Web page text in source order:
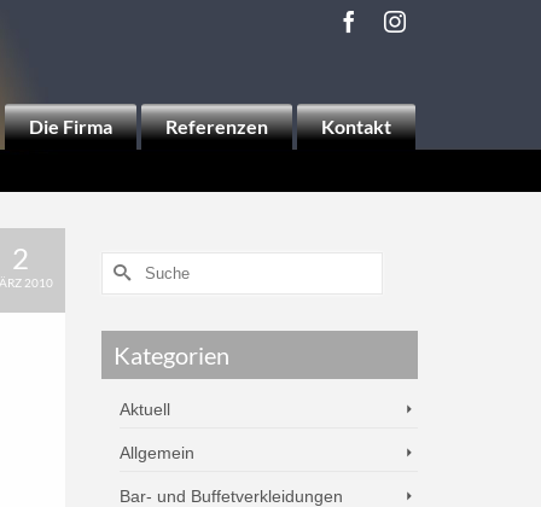
Die Firma Referenzen Kontakt
2
2010
Kategorien
Aktuell
Allgemein
Bar- und Buffetverkleidungen